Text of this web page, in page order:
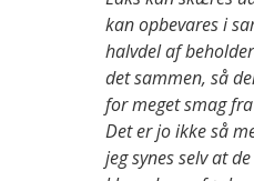
kan opbevares i
halvdel af
det sammen, så
for meget smag
Det er jo ikke så
jeg synes selv at